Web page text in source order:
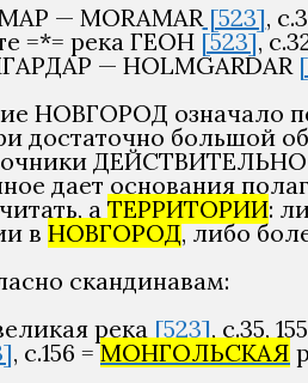
— MORAMAR [523],
=*= река ГЕОН [523],
— HOLMGARDAR
НОВГОРОД означало
достаточно большой
источники
дает основания
а ТЕРРИТОРИИ:
в НОВГОРОД, либо
скандинавам:
река [523], с.35,
, с.156 =МОНГОЛЬСКАЯ